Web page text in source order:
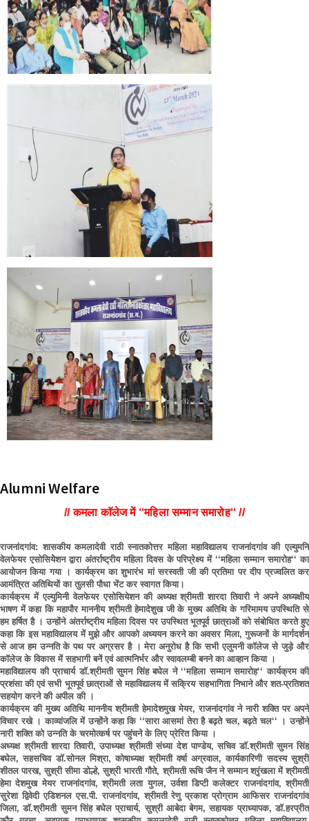
Alumni Welfare
// कमला काॅलेज में ‘‘महिला सम्मान समारोह‘‘ //
राजनांदगांव: शासकीय कमलादेवी राठी स्नातकोत्तर महिला महाविद्यालय राजनांदगांव की एल्युमनि
वेलफेयर एसोसियेेशन द्वारा अंतर्राष्ट्रीय महिला दिवस के परिप्रेक्ष्य में ‘‘महिला सम्मान समारोह‘‘ का
आयोजन किया गया । कार्यक्रम का शुभारंभ मां सरस्वती जी की प्रतिमा पर दीप प्रज्वलित कर
आमंत्रित अतिथियों का तुलसी पौधा भेंट कर स्वागत किया।
कार्यक्रम में एल्युमिनी वेलफेयर एसोसियेशन की अध्यक्ष श्रीमती शारदा तिवारी ने अपने अध्यक्षीय
भाषण में कहा कि महापौर माननीय श्रीमती हेमादेशुख जी के मुख्य अतिथि के गरिमामय उपस्थिति से
हम हर्षित है । उन्होंने अंतर्राष्ट्रीय महिला दिवस पर उपस्थित भूतपूर्व छात्राओं को संबोधित करते हुए
कहा कि इस महाविद्यालय में मुझे और आपको अध्ययन करने का अवसर मिला, गुरूजनों के मार्गदर्शन
से आज हम उन्नति के पथ पर अग्रसर है । मेरा अनुरोध है कि सभी एलुमनी काॅलेज से जुड़े और
काॅलेज के विकास में सहभागी बनें एवं आत्मनिर्भर और स्वावलम्बी बनने का आव्हान किया ।
महाविद्यालय की प्राचार्य डाॅ.श्रीमती सुमन सिंह बघेल ने ‘‘महिला सम्मान समारोह‘‘ कार्यक्रम की
प्रशंसा की एवं सभी भूतपूर्व छात्राओं से महाविद्यालय में सक्रिय सहभागिता निभाने और शत-प्रतिशत
सहयोग करने की अपील की ।
कार्यक्रम की मुख्य अतिथि माननीय श्रीमती हेमादेशमुख मेयर, राजनांदगांव ने नारी शक्ति पर अपने
विचार रखे । काव्यांजलि में उन्होंने कहा कि ‘‘सारा आसमां तेरा है बढ़ते चल, बढ़ते चल‘‘ । उन्होंने
नारी शक्ति को उन्नति के चरमोत्कर्ष पर पहुंचने के लिए प्रेरित किया ।
अध्यक्ष श्रीमती शारदा तिवारी, उपाध्यक्ष श्रीमती संध्या देश पाण्डेय, सचिव डाॅ.श्रीमती सुमन सिंह
बघेल, सहसचिव डाॅ.सोनल मिश्रा, कोषाध्यक्ष श्रीमती वर्षा अग्रवाल, कार्यकारिणी सदस्य सुश्री
शीतल पारख, सुश्री सीमा डोल्हे, सुश्री भारती गौते, श्रीमती रूचि जैन ने सम्मान श्रृंखला में श्रीमती
हेमा देशमुख मेयर राजनांदगांव, श्रीमती लता युगल, उर्वशा डिप्टी कलेक्टर राजनांदगांव, श्रीमती
सुरेशा द्विवेदी एडिशनल एस.पी. राजनांदगांव, श्रीमती रेणु प्रकाश प्रोग्राम आफिसर राजनांदगांव
जिला, डाॅ.श्रीमती सुमन सिंह बघेल प्राचार्य, सुश्री आबेदा बेगम, सहायक प्राध्यापक, डाॅ.हरप्रीत